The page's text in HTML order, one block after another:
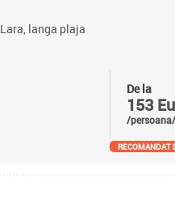
Lara, langa plaja
De la
153
/
RECOMANDAT